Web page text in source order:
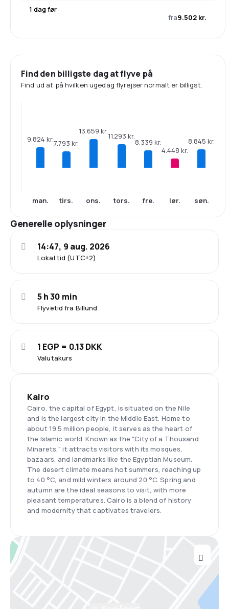
1 dag før
fra9.502 kr.
Find den billigste dag at flyve på
Find ud af, på hvilken ugedag flyrejser normalt er billigst.
9.824 kr.
man.
7.793 kr.
tirs.
13.659 kr.
ons.
11.293 kr.
tors.
8.339 kr.
fre.
4.448 kr.
lør.
8.845 kr.
søn.
Generelle oplysninger
Lokal tid (UTC+2)
14:47, 9 aug. 2026
Flyvetid fra Billund
5 h 30 min
Valutakurs
1 EGP = 0.13 DKK
Kairo
Cairo, the capital of Egypt, is situated on the Nile
and is the largest city in the Middle East. Home to
about 19.5 million people, it serves as the heart of
the Islamic world. Known as the "City of a Thousand
Minarets," it attracts visitors with its mosques,
bazaars, and landmarks like the Egyptian Museum.
The desert climate means hot summers, reaching up
to 40 °C, and mild winters around 20 °C. Spring and
autumn are the ideal seasons to visit, with more
pleasant temperatures. Cairo is a blend of history
and modernity that captivates travelers.